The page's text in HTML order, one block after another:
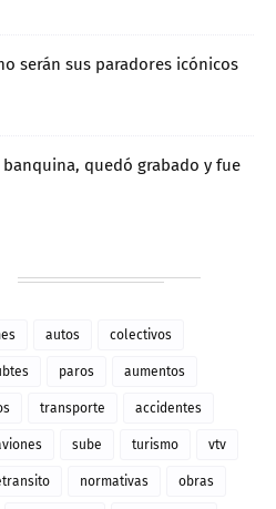
serán sus paradores icónicos
quedó grabado y fue
autos colectivos
paros aumentos
transporte accidentes
sube turismo vtv
normativas obras